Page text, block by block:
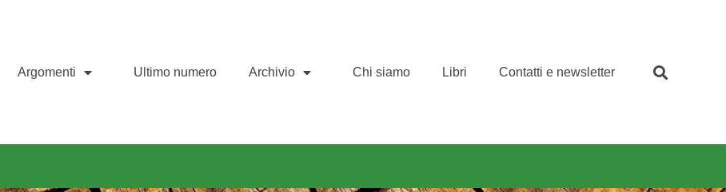
Argomenti Ultimo numero Archivio Chi siamo Libri Contatti e newsletter